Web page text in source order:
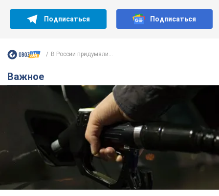
Подписаться Подписаться
В России придумали...
Важное